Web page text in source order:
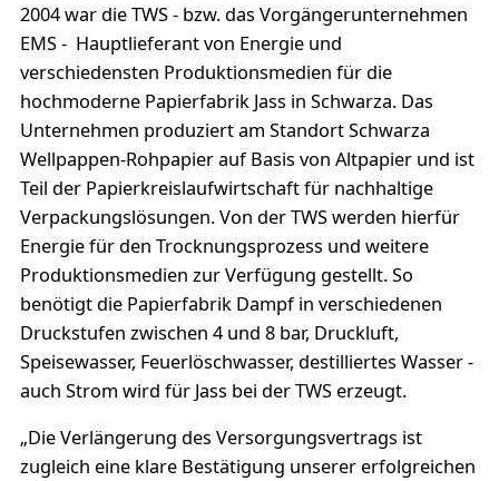
2004 war die TWS - bzw. das Vorgängerunternehmen
EMS - Hauptlieferant von Energie und
verschiedensten Produktionsmedien für die
hochmoderne Papierfabrik Jass in Schwarza. Das
Unternehmen produziert am Standort Schwarza
Wellpappen-Rohpapier auf Basis von Altpapier und ist
Teil der Papierkreislaufwirtschaft für nachhaltige
Verpackungslösungen. Von der TWS werden hierfür
Energie für den Trocknungsprozess und weitere
Produktionsmedien zur Verfügung gestellt. So
benötigt die Papierfabrik Dampf in verschiedenen
Druckstufen zwischen 4 und 8 bar, Druckluft,
Speisewasser, Feuerlöschwasser, destilliertes Wasser -
auch Strom wird für Jass bei der TWS erzeugt.
„Die Verlängerung des Versorgungsvertrags ist
zugleich eine klare Bestätigung unserer erfolgreichen